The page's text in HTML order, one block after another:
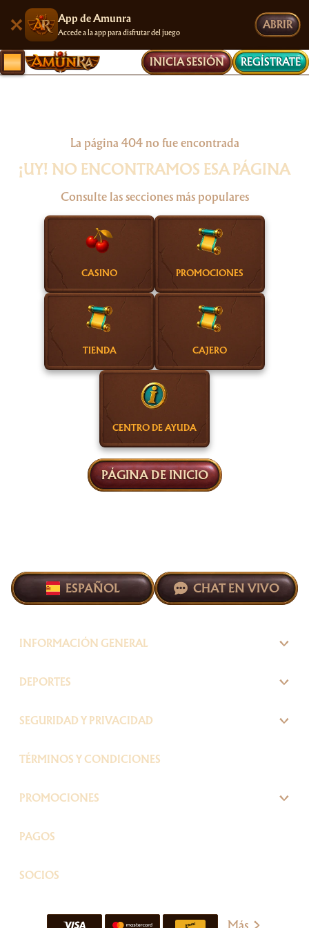
App de Amunra
Accede a la app para disfrutar del juego
ABRIR
INICIA SESIÓN REGÍSTRATE
La página 404 no fue encontrada
¡UY! NO ENCONTRAMOS ESA PÁGINA
Consulte las secciones más populares
CASINO PROMOCIONES
TIENDA CAJERO
CENTRO DE AYUDA
PÁGINA DE INICIO
ESPAÑOL CHAT EN VIVO
INFORMACIÓN GENERAL
DEPORTES
SEGURIDAD Y PRIVACIDAD
TÉRMINOS Y CONDICIONES
PROMOCIONES
PAGOS
SOCIOS